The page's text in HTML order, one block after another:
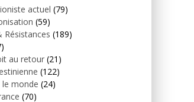
actuel (79)
(59)
Résistances (189)
au retour (21)
(122)
le monde (24)
(70)